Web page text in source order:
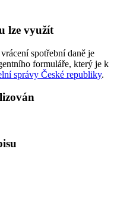
lze využít
spotřební daně je
formuláře, který je k
správy České republiky.